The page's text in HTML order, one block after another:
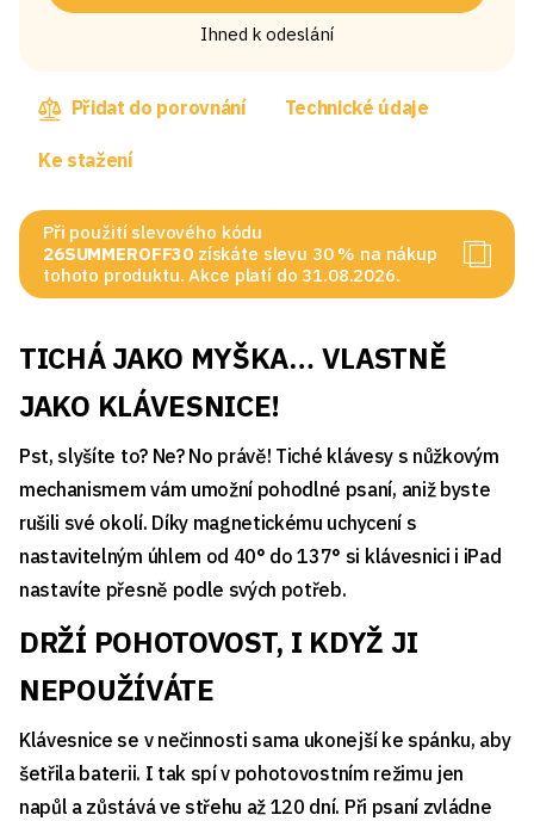
Ihned k odeslání
Přidat do porovnání Technické údaje
Ke stažení
Při použití slevového kódu
26SUMMEROFF30 získáte slevu 30 % na nákup
tohoto produktu. Akce platí do 31.08.2026.
TICHÁ JAKO MYŠKA… VLASTNĚ
JAKO KLÁVESNICE!
Pst, slyšíte to? Ne? No právě! Tiché klávesy s nůžkovým
mechanismem vám umožní pohodlné psaní, aniž byste
rušili své okolí. Díky magnetickému uchycení s
nastavitelným úhlem od 40° do 137° si klávesnici i iPad
nastavíte přesně podle svých potřeb.
DRŽÍ POHOTOVOST, I KDYŽ JI
NEPOUŽÍVÁTE
Klávesnice se v nečinnosti sama ukonejší ke spánku, aby
šetřila baterii. I tak spí v pohotovostním režimu jen
napůl a zůstává ve střehu až 120 dní. Při psaní zvládne